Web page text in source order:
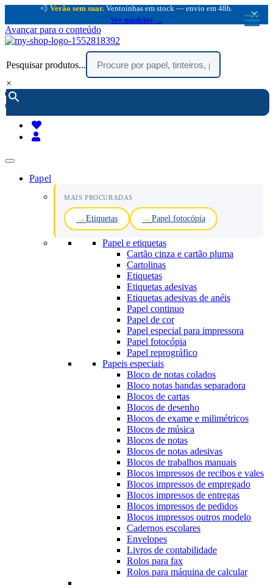
💨 Verão sem suar. Ventoinhas em stock — envio em 48h.
Ver modelos →
×
Avançar para o conteúdo
Pesquisar produtos...
×
encomendar por telefone :
(chamada rede fixa nacional)
Papel
MAIS PROCURADAS
Etiquetas Papel fotocópia
Papel e etiquetas
Cartão cinza e cartão pluma
Cartolinas
Etiquetas
Etiquetas adesivas
Etiquetas adesivas de anéis
Papel continuo
Papel de cor
Papel especial para impressora
Papel fotocópia
Papel reprográfico
Papeis especiais
Bloco de notas colados
Bloco notas bandas separadora
Blocos de cartas
Blocos de desenho
Blocos de exame e milimétricos
Blocos de música
Blocos de notas
Blocos de notas adesivas
Blocos de trabalhos manuais
Blocos impressos de recibos e vales
Blocos impressos de empregado
Blocos impressos de entregas
Blocos impressos de pedidos
Blocos impressos outros modelo
Cadernos escolares
Envelopes
Livros de contabilidade
Rolos para fax
Rolos para máquina de calcular